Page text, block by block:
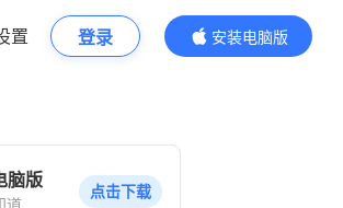
置 登录
安装电脑版
内容更精彩
脑版 点击下载